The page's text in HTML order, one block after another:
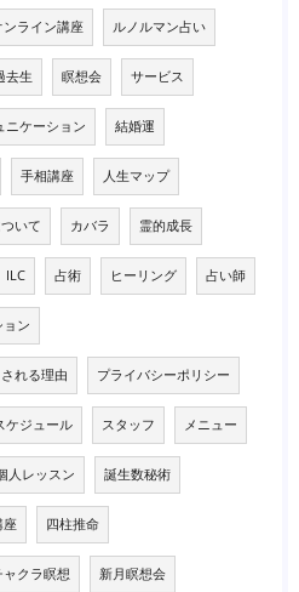
ンライン講座 ルノルマン占い
去生 瞑想会 サービス
ニケーション 結婚運
手相講座 人生マップ
いて カバラ 霊的成長
ILC 占術 ヒーリング 占い師
ン
れる理由 プライバシーポリシー
ケジュール スタッフ メニュー
人レッスン 誕生数秘術
座 四柱推命
ャクラ瞑想 新月瞑想会